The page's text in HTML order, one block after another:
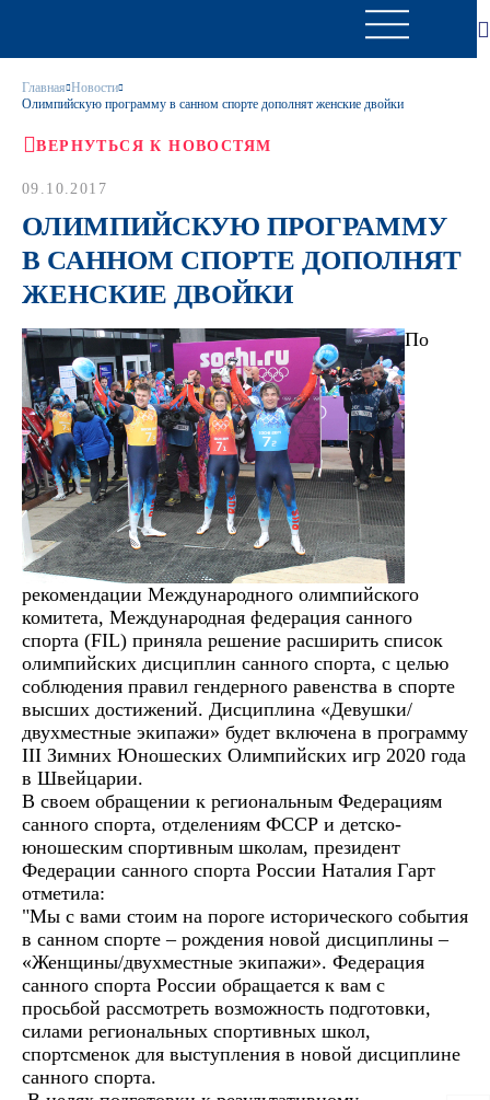
Главная Новости
Олимпийскую программу в санном спорте дополнят женские двойки
ВЕРНУТЬСЯ К НОВОСТЯМ
09.10.2017
ОЛИМПИЙСКУЮ ПРОГРАММУ
В САННОМ СПОРТЕ ДОПОЛНЯТ
ЖЕНСКИЕ ДВОЙКИ
По
рекомендации Международного олимпийского
комитета, Международная федерация санного
спорта (FIL) приняла решение расширить список
олимпийских дисциплин санного спорта, с целью
соблюдения правил гендерного равенства в спорте
высших достижений. Дисциплина «Девушки/
двухместные экипажи» будет включена в программу
III Зимних Юношеских Олимпийских игр 2020 года
в Швейцарии.
В своем обращении к региональным Федерациям
санного спорта, отделениям ФССР и детско-
юношеским спортивным школам, президент
Федерации санного спорта России Наталия Гарт
отметила:
"Мы с вами стоим на пороге исторического события
в санном спорте – рождения новой дисциплины –
«Женщины/двухместные экипажи». Федерация
санного спорта России обращается к вам с
просьбой рассмотреть возможность подготовки,
силами региональных спортивных школ,
спортсменок для выступления в новой дисциплине
санного спорта.